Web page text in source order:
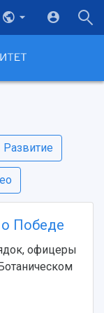
Развитие
Победе
офицеры